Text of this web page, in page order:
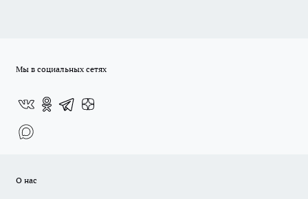
Мы в социальных сетях
О нас